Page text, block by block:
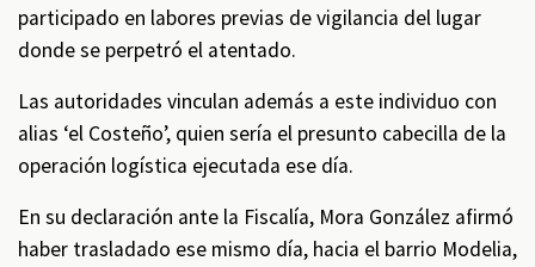
participado en labores previas de vigilancia del lugar
donde se perpetró el atentado.
Las autoridades vinculan además a este individuo con
alias ‘el Costeño’, quien sería el presunto cabecilla de la
operación logística ejecutada ese día.
En su declaración ante la Fiscalía, Mora González afirmó
haber trasladado ese mismo día, hacia el barrio Modelia,